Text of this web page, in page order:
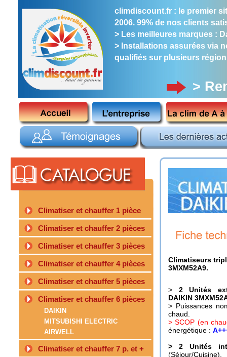
climdiscount.fr : le premier
2006. 99% de nos clients
> Les meilleures marques :
> Installations assurées via
qualifiés sur plusieurs
>
Climatiser et chauffer 1 pièce
Climatiser et chauffer 2 pièces
Climatiser et chauffer 3 pièces
Climatiser et chauffer 4 pièces
Climatiser et chauffer 5 pièces
Climatiser et chauffer 6 pièces
DAIKIN
MITSUBISHI ELECTRIC
AIRWELL
Climatiser et chauffer 7 p. et +
Climatiseurs
3MXM52A9.
> 2 Unités
DAIKIN
> Puissances
chaud.
> SCOP (en
énergétique :
> 2 Unités
(Séjour/Cuisine).